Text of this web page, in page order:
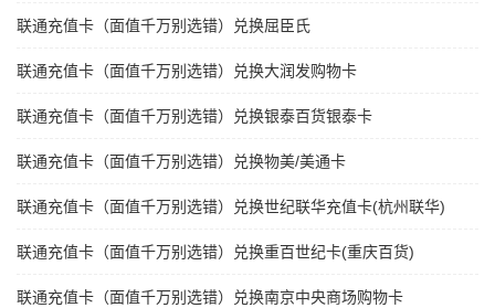
联通充值卡（面值千万别选错）兑换屈臣氏
联通充值卡（面值千万别选错）兑换大润发购物卡
联通充值卡（面值千万别选错）兑换银泰百货银泰卡
联通充值卡（面值千万别选错）兑换物美/美通卡
联通充值卡（面值千万别选错）兑换世纪联华充值卡(杭州联华)
联通充值卡（面值千万别选错）兑换重百世纪卡(重庆百货)
联通充值卡（面值千万别选错）兑换南京中央商场购物卡